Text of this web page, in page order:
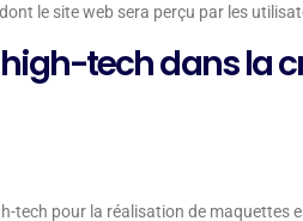
le site web sera perçu par les
high-tech dans la
tech pour la réalisation de maquettes